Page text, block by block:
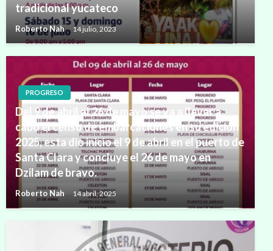
tradicional yucateco
Roberto Nah 14 julio, 2023
PROGRESO
Del 9 de abril al 26 de mayo se va a llevar a
cabo el censo de embarcaciones en su edición
2025, esta dio inicio el 9 de abril en el puerto de
Santa Clara y concluye el 26 de mayo en
Dzilam de bravo.
Roberto Nah 14 abril, 2025